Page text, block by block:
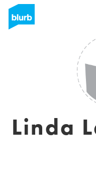
Linda